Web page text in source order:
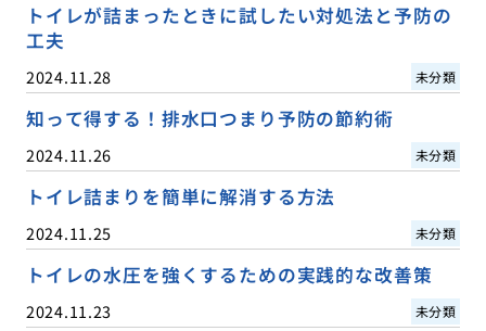
トイレが詰まったときに試したい対処法と予防の
工夫
2024.11.28 未分類
知って得する！排水口つまり予防の節約術
2024.11.26 未分類
トイレ詰まりを簡単に解消する方法
2024.11.25 未分類
トイレの水圧を強くするための実践的な改善策
2024.11.23 未分類